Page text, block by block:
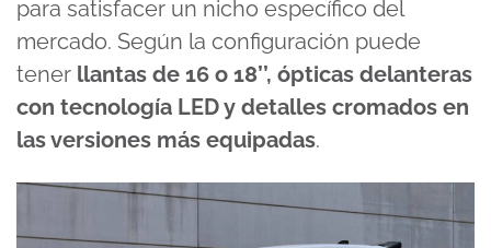
para satisfacer un nicho específico del
mercado. Según la configuración puede
tener llantas de 16 o 18’’, ópticas delanteras
con tecnología LED y detalles cromados en
las versiones más equipadas.